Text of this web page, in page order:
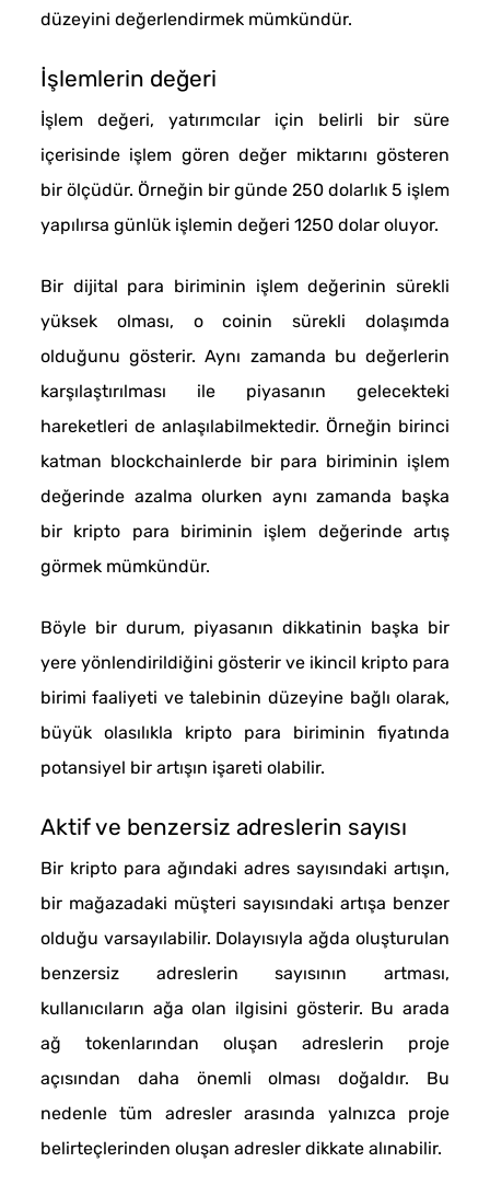
düzeyini değerlendirmek mümkündür.
İşlemlerin değeri
İşlem değeri, yatırımcılar için belirli bir süre
içerisinde işlem gören değer miktarını gösteren
bir ölçüdür. Örneğin bir günde 250 dolarlık 5 işlem
yapılırsa günlük işlemin değeri 1250 dolar oluyor.
Bir dijital para biriminin işlem değerinin sürekli
yüksek olması, o coinin sürekli dolaşımda
olduğunu gösterir. Aynı zamanda bu değerlerin
karşılaştırılması ile piyasanın gelecekteki
hareketleri de anlaşılabilmektedir. Örneğin birinci
katman blockchainlerde bir para biriminin işlem
değerinde azalma olurken aynı zamanda başka
bir kripto para biriminin işlem değerinde artış
görmek mümkündür.
Böyle bir durum, piyasanın dikkatinin başka bir
yere yönlendirildiğini gösterir ve ikincil kripto para
birimi faaliyeti ve talebinin düzeyine bağlı olarak,
büyük olasılıkla kripto para biriminin fiyatında
potansiyel bir artışın işareti olabilir.
Aktif ve benzersiz adreslerin sayısı
Bir kripto para ağındaki adres sayısındaki artışın,
bir mağazadaki müşteri sayısındaki artışa benzer
olduğu varsayılabilir. Dolayısıyla ağda oluşturulan
benzersiz adreslerin sayısının artması,
kullanıcıların ağa olan ilgisini gösterir. Bu arada
ağ tokenlarından oluşan adreslerin proje
açısından daha önemli olması doğaldır. Bu
nedenle tüm adresler arasında yalnızca proje
belirteçlerinden oluşan adresler dikkate alınabilir.